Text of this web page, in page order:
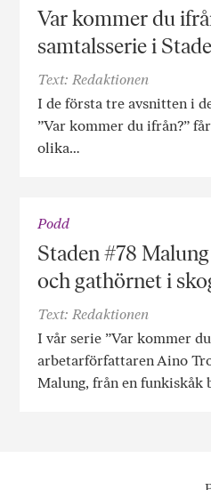
Var kommer du
samtalsserie i
Text: Redaktionen
I de första tre avsnitten i
”Var kommer du ifrån?”
olika…
Podd
Staden #78
och gathörnet i
Text: Redaktionen
I vår serie ”Var kommer
arbetarförfattaren Aino
Malung, från en funkiskåk